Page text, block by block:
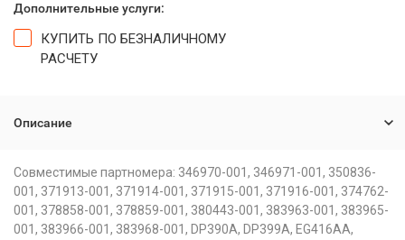
Дополнительные услуги:
КУПИТЬ ПО БЕЗНАЛИЧНОМУ
РАСЧЕТУ
Описание
Совместимые партномера: 346970-001, 346971-001, 350836-
001, 371913-001, 371914-001, 371915-001, 371916-001, 374762-
001, 378858-001, 378859-001, 380443-001, 383963-001, 383965-
001, 383966-001, 383968-001, DP390A, DP399A, EG416AA,